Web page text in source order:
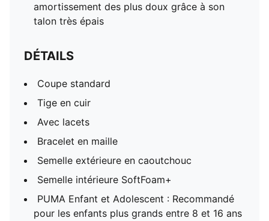
amortissement des plus doux grâce à son
talon très épais
DÉTAILS
Coupe standard
Tige en cuir
Avec lacets
Bracelet en maille
Semelle extérieure en caoutchouc
Semelle intérieure SoftFoam+
PUMA Enfant et Adolescent : Recommandé
pour les enfants plus grands entre 8 et 16 ans